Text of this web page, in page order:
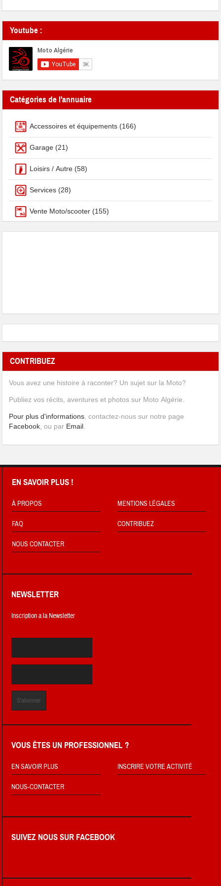
Youtube :
Catégories de l'annuaire
Accessoires et équipements (166)
Garage (21)
Loisirs / Autre (58)
Services (28)
Vente Moto/scooter (155)
CONTRIBUEZ
Vous avez une histoire à raconter? Un sujet sur la Moto?
Publiez vos récits, aventures et photos sur Moto Algérie.
Pour plus d'informations , contactez-nous sur notre page
Facebook , ou par Email
EN SAVOIR PLUS !
À PROPOS MENTIONS LÉGALES
FAQ CONTRIBUEZ
NOUS CONTACTER
NEWSLETTER
Inscription a la Newsletter
VOUS ÊTES UN PROFESSIONNEL ?
EN SAVOIR PLUS INSCRIRE VOTRE ACTIVITÉ
NOUS-CONTACTER
SUIVEZ NOUS SUR FACEBOOK